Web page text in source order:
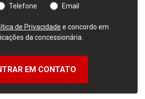
Telefone Email
de Privacidade e concordo em
da concessionária.
EM CONTATO